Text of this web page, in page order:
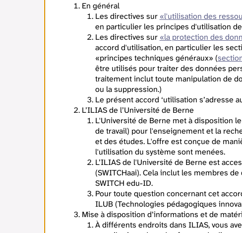
En général
Les directives sur «l'utilisation des
en particulier les principes d'utilisation
Les directives sur «la protection des
accord d'utilisation, en particulier les
«principes techniques généraux» (
être utilisés pour traiter des données
traitement inclut toute manipulation de
ou la suppression.)
Le présent accord ‘utilisation s’adresse
L’ILIAS de l’Université de Berne
L'Université de Berne met à disposition
de travail) pour l'enseignement et la
et des études. L'offre est conçue de
l'utilisation du système sont menées.
L’ILIAS de l'Université de Berne est
(SWITCHaai). Cela inclut les membres
SWITCH edu-ID.
Pour toute question concernant cet
ILUB (Technologies pédagogiques
Mise à disposition d’informations et de
À différents endroits dans ILIAS, vous